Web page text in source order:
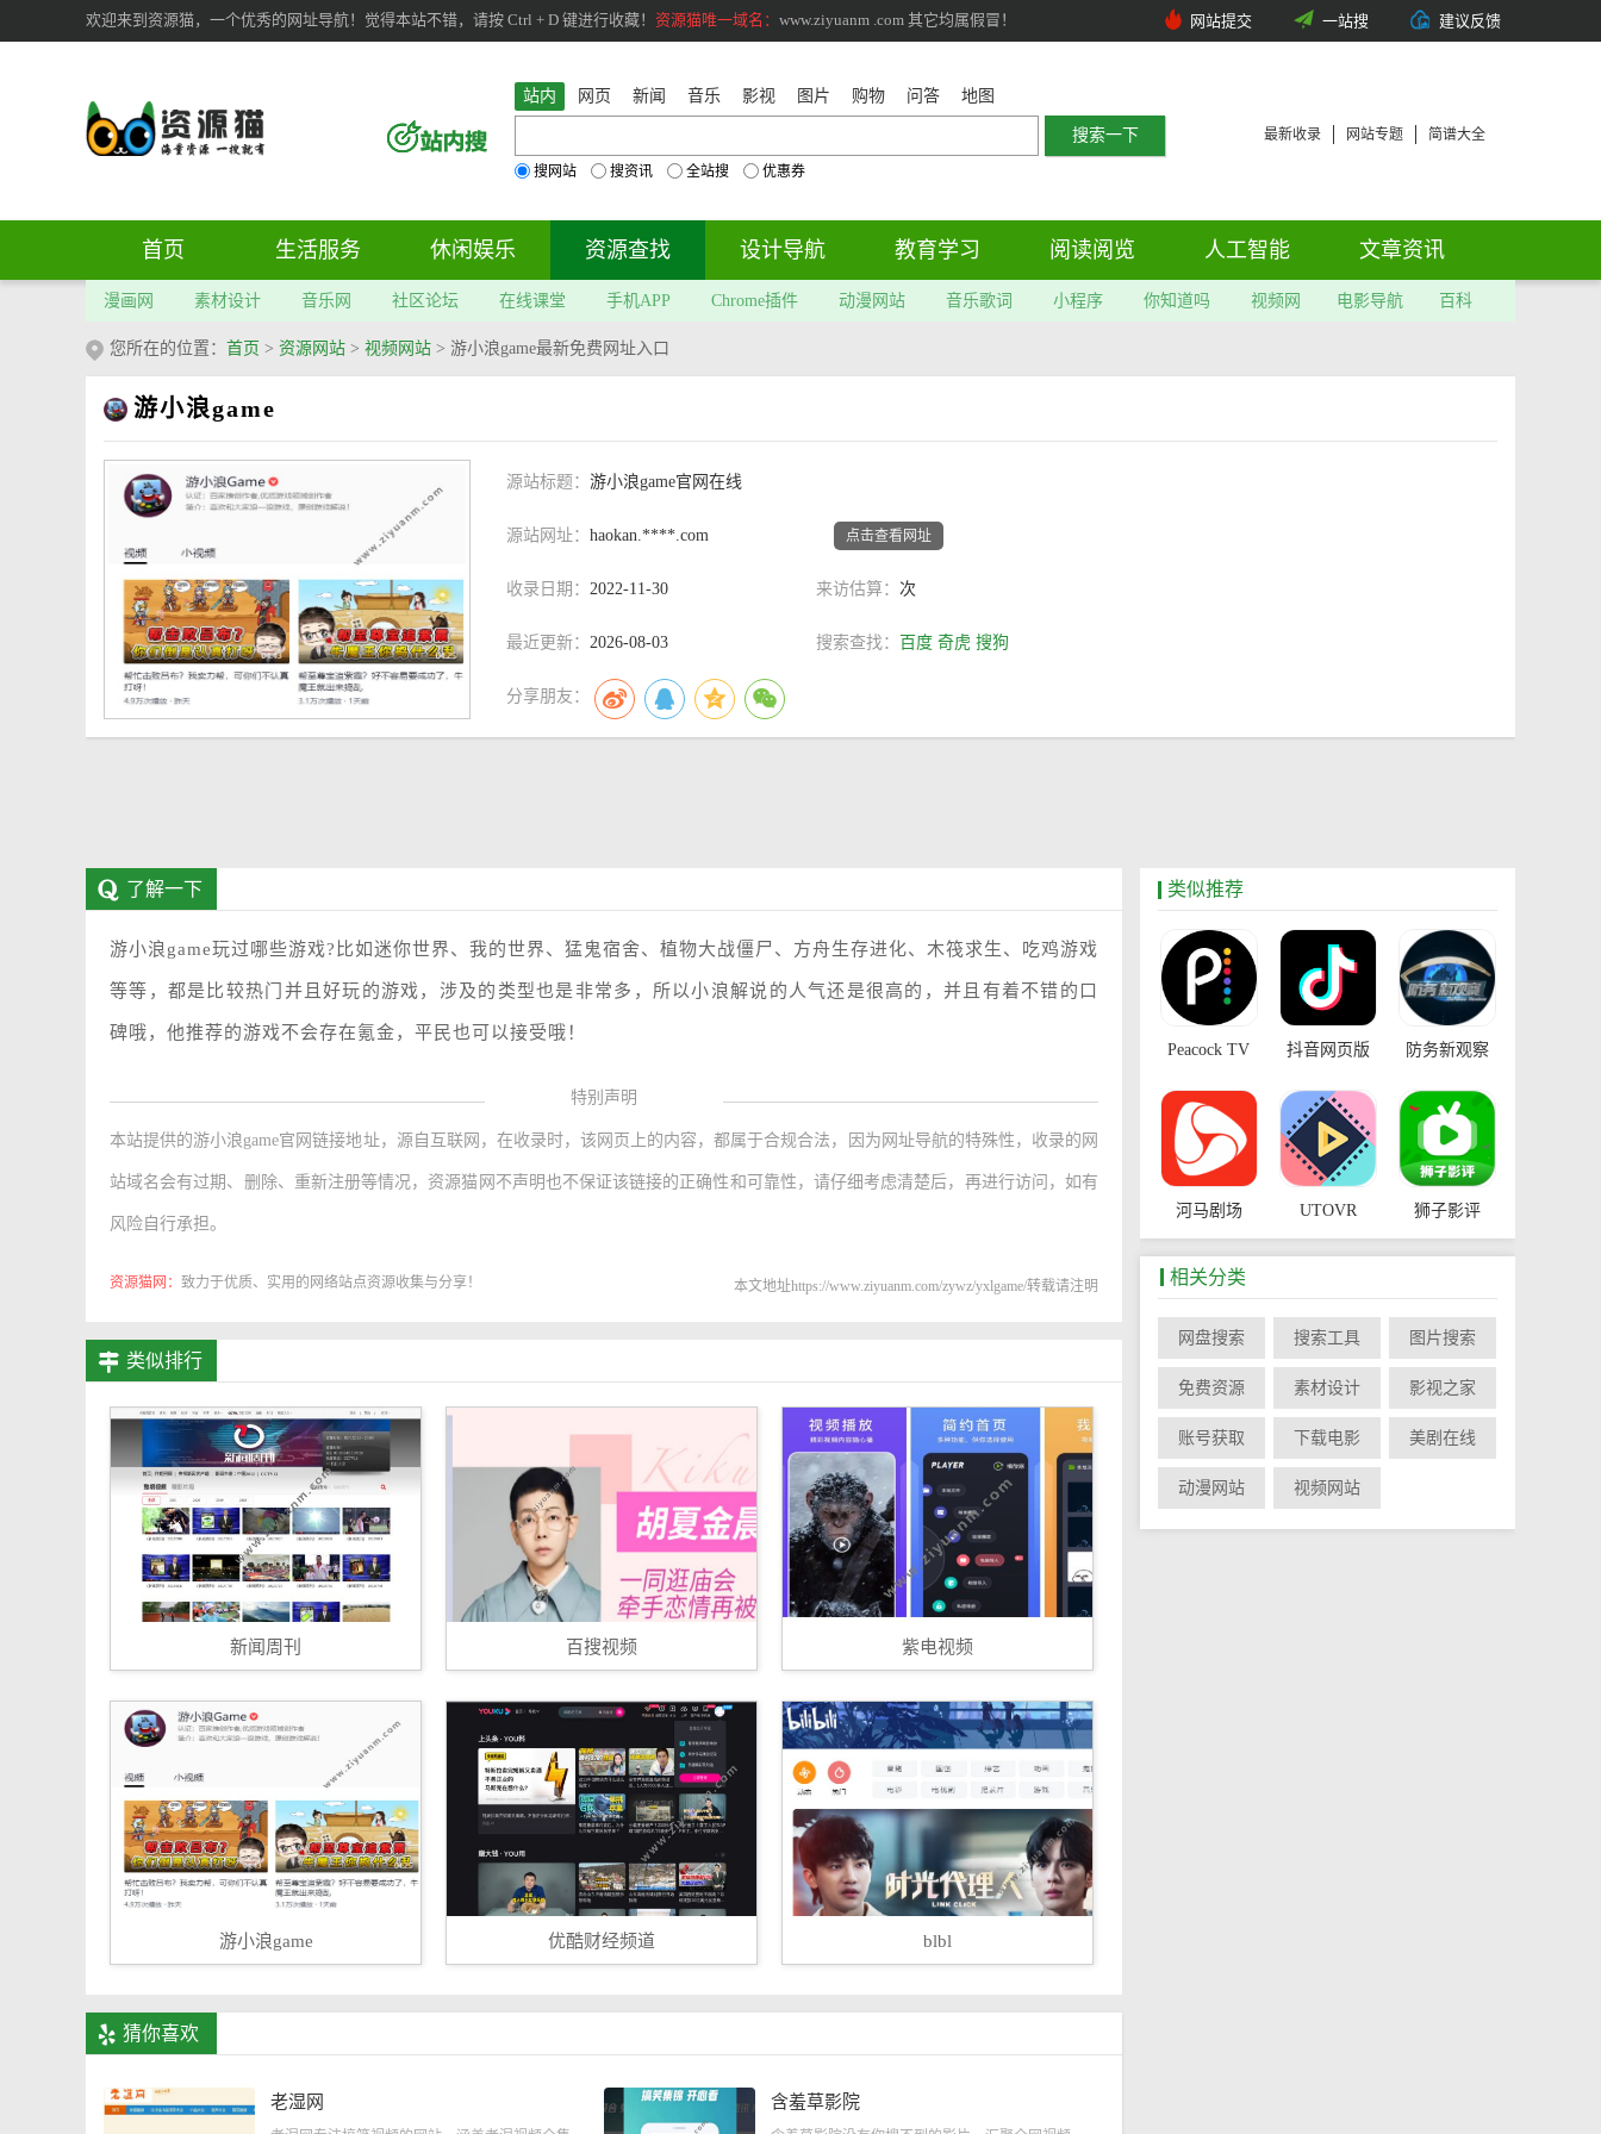
欢迎来到资源猫，一个优秀的网址导航！觉得本站不错，请按 Ctrl + D 键进行收藏！ 资源猫唯一域名： www.ziyuanm .com 其它均属假冒！ 网站提交 一站搜 建议反馈
站内 网页 新闻 音乐 影视 图片 购物 问答 地图
搜网站 搜资讯 全站搜 优惠券
最新收录 网站专题 简谱大全
首页 生活服务 休闲娱乐 资源查找 设计导航 教育学习 阅读阅览 人工智能 文章资讯
漫画网 素材设计 音乐网 社区论坛 在线课堂 手机APP Chrome插件 动漫网站 音乐歌词 小程序 你知道吗 视频网 电影导航 百科
您所在的位置： 首页 > 资源网站 > 视频网站 > 游小浪game最新免费网址入口
游小浪game
源站标题： 游小浪game官网在线
源站网址： haokan.****.com 点击查看网址
收录日期： 2022-11-30 来访估算： 次
最近更新： 2026-08-03 搜索查找： 百度 奇虎 搜狗
分享朋友：
了解一下
游小浪game玩过哪些游戏?比如迷你世界、我的世界、猛鬼宿舍、植物大战僵尸、方舟生存进化、木筏求生、吃鸡游戏
等等，都是比较热门并且好玩的游戏，涉及的类型也是非常多，所以小浪解说的人气还是很高的，并且有着不错的口
碑哦，他推荐的游戏不会存在氪金，平民也可以接受哦！
特别声明
本站提供的游小浪game官网链接地址，源自互联网，在收录时，该网页上的内容，都属于合规合法，因为网址导航的特殊性，收录的网
站域名会有过期、删除、重新注册等情况，资源猫网不声明也不保证该链接的正确性和可靠性，请仔细考虑清楚后，再进行访问，如有
风险自行承担。
资源猫网： 致力于优质、实用的网络站点资源收集与分享！ 本文地址https://www.ziyuanm.com/zywz/yxlgame/转载请注明
类似排行
新闻周刊 百搜视频 紫电视频
游小浪game 优酷财经频道 blbl
猜你喜欢
老湿网 含羞草影院
类似推荐
Peacock TV 抖音网页版 防务新观察
河马剧场 UTOVR 狮子影评
依依视频 Kwai
相关分类
网盘搜索 搜索工具 图片搜索
免费资源 素材设计 影视之家
账号获取 下载电影 美剧在线
动漫网站 视频网站